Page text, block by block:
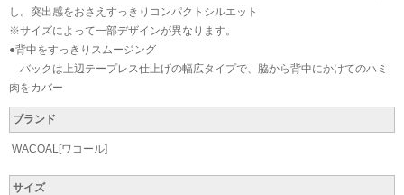
し。突出感をおさえすっきりコンパクトシルエット
※サイズによって一部デザインが異なります。
●背中をすっきりスムージング
バックは上辺テープレス仕上げの幅広タイプで、脇から背中にかけてのハミ
肉をカバー
ブランド
WACOAL[ワコール]
サイズ